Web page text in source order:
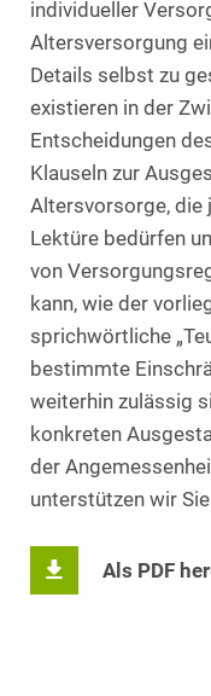
individueller
Altersversorgung
Details selbst zu
existieren in der
Entscheidungen
Klauseln zur
Altersvorsorge, die
Lektüre bedürfen
von
kann, wie der
sprichwörtliche
bestimmte
weiterhin zulässig
konkreten
der
unterstützen wir
Als PDF